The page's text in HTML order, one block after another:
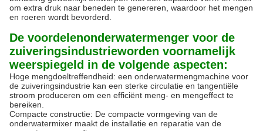
om extra druk naar beneden te genereren, waardoor het mengen
en roeren wordt bevorderd.
De voordelenonderwatermenger voor de
zuiveringsindustrieworden voornamelijk
weerspiegeld in de volgende aspecten:
Hoge mengdoeltreffendheid: een onderwatermengmachine voor
de zuiveringsindustrie kan een sterke circulatie en tangentiële
stroom produceren om een efficiënt meng- en mengeffect te
bereiken.
Compacte constructie: De compacte vormgeving van de
onderwatermixer maakt de installatie en reparatie van de